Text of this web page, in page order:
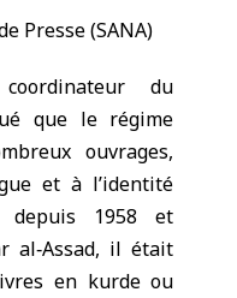
du
que le régime
ouvrages,
et à l’identité
depuis 1958 et
al‑Assad, il était
en kurde ou